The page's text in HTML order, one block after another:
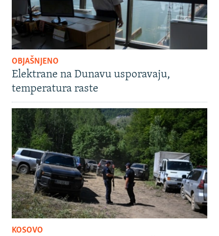
OBJAŠNJENO
Elektrane na Dunavu usporavaju,
temperatura raste
KOSOVO